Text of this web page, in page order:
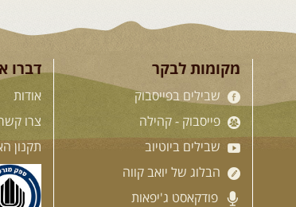
מקומות לבקר
שבילים בפייסבוק
פייסבוק - קהילה
שבילים ביוטיוב
הבלוג של יואב קווה
פודקאסט ג'יפאות
דברו
אודות
צרו
תקנון